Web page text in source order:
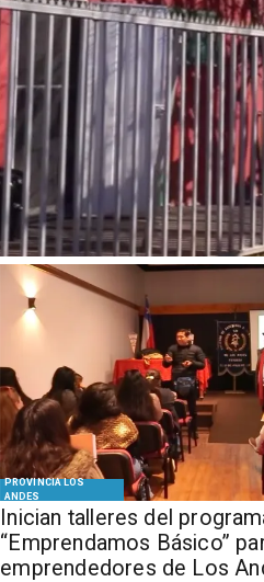
PROVINCIA LOS
ANDES
Inician talleres del
“Emprendamos Básico”
emprendedores de Los